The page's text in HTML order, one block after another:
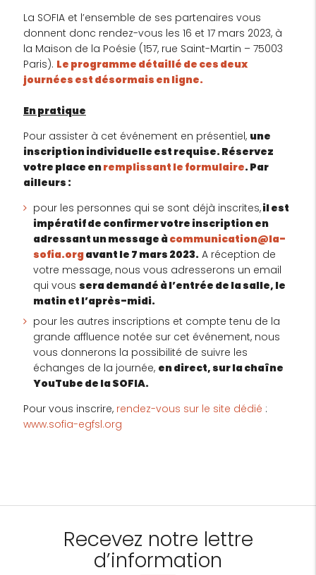
La SOFIA et l’ensemble de ses partenaires vous
donnent donc rendez-vous les 16 et 17 mars 2023, à
la Maison de la Poésie (157, rue Saint-Martin – 75003
Paris). Le programme détaillé de ces deux
journées est désormais en ligne.
En pratique
Pour assister à cet événement en présentiel, une
inscription individuelle est requise. Réservez
votre place enremplissant le formulaire. Par
ailleurs :
pour les personnes qui se sont déjà inscrites,il est
impératif de confirmer votre inscription en
adressant un message àcommunication@la-
sofia.orgavant le 7 mars 2023. A réception de
votre message, nous vous adresserons un email
qui vous sera demandé à l’entrée de la salle, le
matin et l’après-midi.
pour les autres inscriptions et compte tenu de la
grande affluence notée sur cet événement, nous
vous donnerons la possibilité de suivre les
échanges de la journée, en direct, sur la chaîne
YouTube de la SOFIA.
Pour vous inscrire, rendez-vous sur le site dédié :
www.sofia-egfsl.org
Recevez notre lettre
d’information